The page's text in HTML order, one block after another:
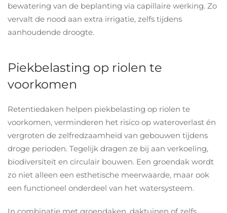
bewatering van de beplanting via capillaire werking. Zo
vervalt de nood aan extra irrigatie, zelfs tijdens
aanhoudende droogte.
Piekbelasting op riolen te
voorkomen
Retentiedaken helpen piekbelasting op riolen te
voorkomen, verminderen het risico op wateroverlast én
vergroten de zelfredzaamheid van gebouwen tijdens
droge perioden. Tegelijk dragen ze bij aan verkoeling,
biodiversiteit en circulair bouwen. Een groendak wordt
zo niet alleen een esthetische meerwaarde, maar ook
een functioneel onderdeel van het watersysteem.